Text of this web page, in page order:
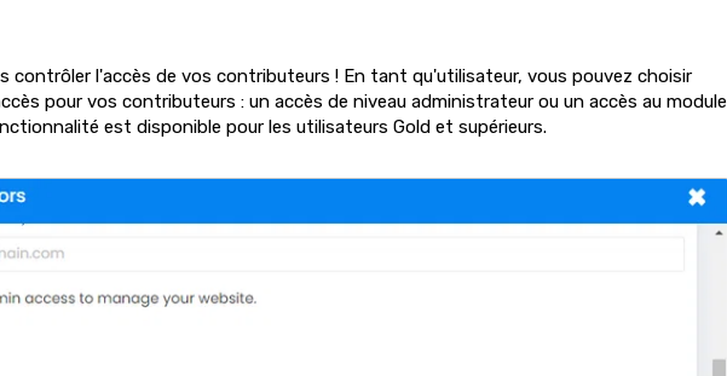
contrôler l'accès de vos contributeurs ! En tant qu'utilisateur, vous pouvez choisir
pour vos contributeurs : un accès de niveau administrateur ou un accès au module
est disponible pour les utilisateurs Gold et supérieurs.